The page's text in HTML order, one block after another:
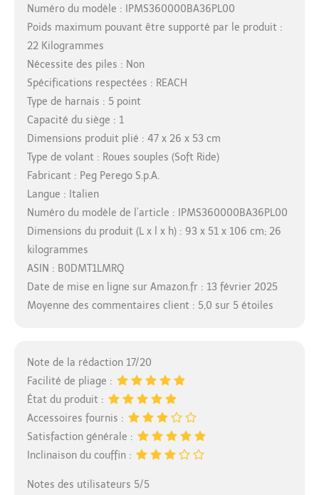
Numéro du modèle : IPMS360000BA36PL00
Poids maximum pouvant être supporté par le produit :
22 Kilogrammes
Nécessite des piles : Non
Spécifications respectées : REACH
Type de harnais : 5 point
Capacité du siège : 1
Dimensions produit plié : 47 x 26 x 53 cm
Type de volant : Roues souples (Soft Ride)
Fabricant : Peg Perego S.p.A.
Langue : Italien
Numéro du modèle de l’article : IPMS360000BA36PL00
Dimensions du produit (L x l x h) : 93 x 51 x 106 cm; 26
kilogrammes
ASIN : B0DMT1LMRQ
Date de mise en ligne sur Amazon.fr : 13 février 2025
Moyenne des commentaires client : 5,0 sur 5 étoiles
Note de la rédaction 17/20
Facilité de pliage :
État du produit :
Accessoires fournis :
Satisfaction générale :
Inclinaison du couffin :
Notes des utilisateurs 5/5